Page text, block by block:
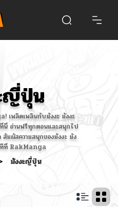
ญี่ปุ่น
เพลิดเพลินกับมังงะ มังงะ
อ่านฟรีทุกตอนและสนุกไป
มผัสความสนุกของมังงะ มัง
ที่ RakManga
มังงะญี่ปุ่น